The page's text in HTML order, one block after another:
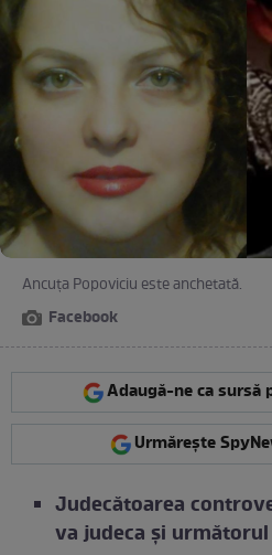
Ancuța Popoviciu este anchetată.
Facebook
Adaugă-ne ca sursă
Urmărește
Judecătoarea
va judeca și